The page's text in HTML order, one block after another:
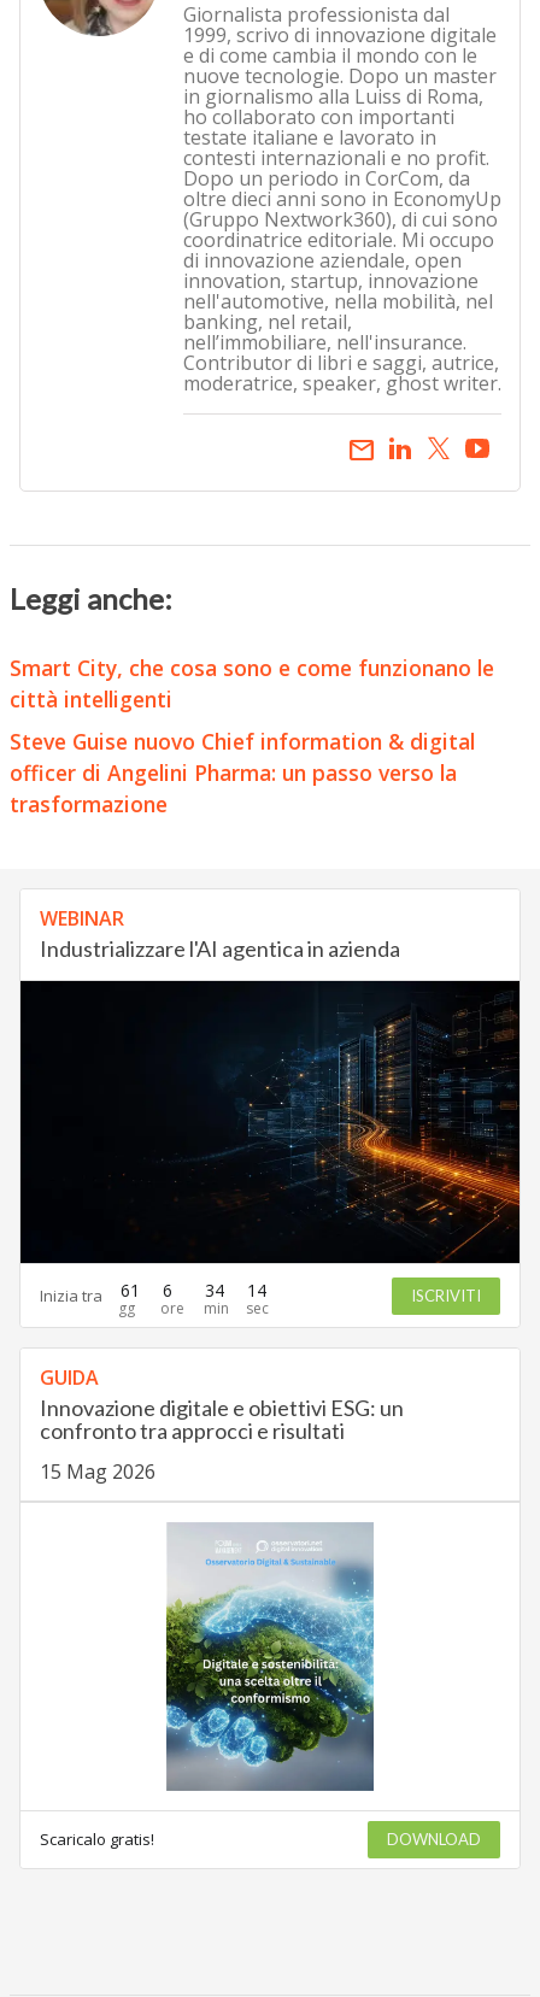
Giornalista professionista dal
1999, scrivo di innovazione digitale
e di come cambia il mondo con le
nuove tecnologie. Dopo un master
in giornalismo alla Luiss di Roma,
ho collaborato con importanti
testate italiane e lavorato in
contesti internazionali e no profit.
Dopo un periodo in CorCom, da
oltre dieci anni sono in EconomyUp
(Gruppo Nextwork360), di cui sono
coordinatrice editoriale. Mi occupo
di innovazione aziendale, open
innovation, startup, innovazione
nell'automotive, nella mobilità, nel
banking, nel retail,
nell’immobiliare, nell'insurance.
Contributor di libri e saggi, autrice,
moderatrice, speaker, ghost writer.
email
Leggi anche:
Smart City, che cosa sono e come funzionano le
città intelligenti
Steve Guise nuovo Chief information & digital
officer di Angelini Pharma: un passo verso la
trasformazione
WEBINAR
Industrializzare l'AI agentica in azienda
Inizia tra 61 6 34 13 ISCRIVITI
GUIDA
Innovazione digitale e obiettivi ESG: un
confronto tra approcci e risultati
15 Mag 2026
Scaricalo gratis! DOWNLOAD